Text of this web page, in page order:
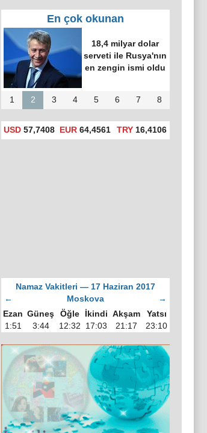
En çok okunan
18,4 milyar dolar
serveti ile Rusya'nın
en zengin ismi oldu
1 2 3 4 5 6 7 8
USD 57,7408 EUR 64,4561 TRY16,4106
Namaz Vakitleri — 17 Haziran 2017
←
Moskova
→
Ezan Güneş Öğle İkindi Akşam
Yatsı
1:51
3:44 12:32 17:03 21:17 23:10